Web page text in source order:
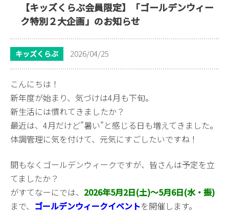
【キッズくらぶ会員限定】「ゴールデンウィー
ク特別２大企画」のお知らせ
キッズくらぶ 2026/04/25
こんにちは！
新年度が始まり、気づけは4月も下旬。
新生活には慣れてきましたか？
最近は、4月だけど”暑い”と感じる日も増えてきました。
体調管理に気を付けて、元気にすごしたいですね！
間もなくゴールデンウィークですが、皆さんは予定を立
てましたか？
がすてなーにでは、 2026年5月2日(土)～5月6日(水・振)
まで、 ゴールデンウィークイベントを開催します。